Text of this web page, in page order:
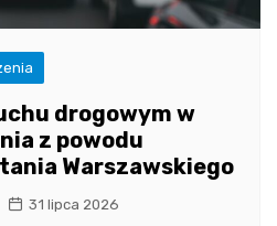
drogowym w
z powodu
Warszawskiego
31 lipca 2026